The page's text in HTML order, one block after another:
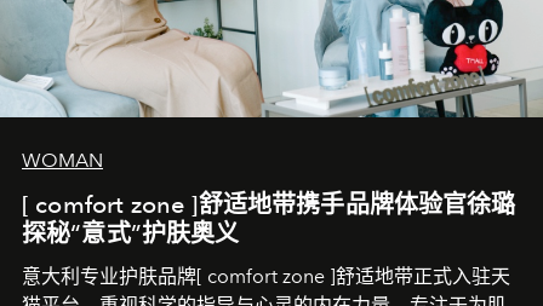
WOMAN
[ comfort zone ]舒适地带携手品牌体验官徐璐
探秘“意式”护肤奥义
意大利专业护肤品牌[ comfort zone ]舒适地带正式入驻天